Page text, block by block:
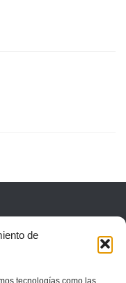
de
tecnologías como las